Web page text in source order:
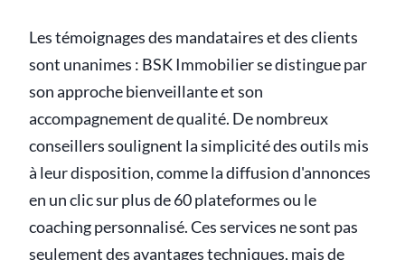
Les témoignages des mandataires et des clients
sont unanimes : BSK Immobilier se distingue par
son approche bienveillante et son
accompagnement de qualité. De nombreux
conseillers soulignent la simplicité des outils mis
à leur disposition, comme la diffusion d'annonces
en un clic sur plus de 60 plateformes ou le
coaching personnalisé. Ces services ne sont pas
seulement des avantages techniques, mais de